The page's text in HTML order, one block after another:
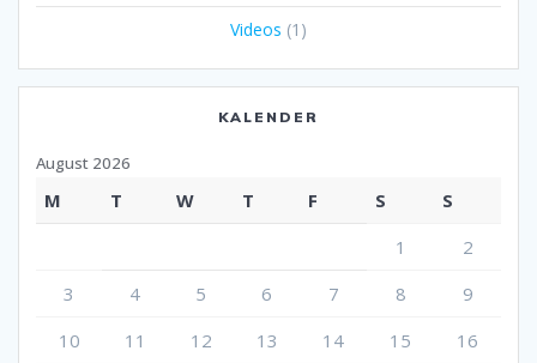
Videos (1)
KALENDER
August 2026
M T W T F S
S
1
2
3
4 5 6 7 8
9
10
11 12 13 14 15
16